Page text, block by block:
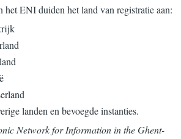
het ENI duiden het land van registratie aan:
landen en bevoegde instanties.
Network for Information in the Ghent-